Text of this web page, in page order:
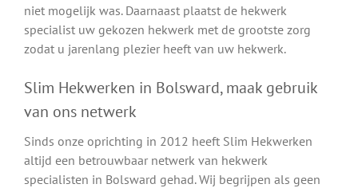
niet mogelijk was. Daarnaast plaatst de hekwerk
specialist uw gekozen hekwerk met de grootste zorg
zodat u jarenlang plezier heeft van uw hekwerk.
Slim Hekwerken in Bolsward, maak gebruik
van ons netwerk
Sinds onze oprichting in 2012 heeft Slim Hekwerken
altijd een betrouwbaar netwerk van hekwerk
specialisten in Bolsward gehad. Wij begrijpen als geen